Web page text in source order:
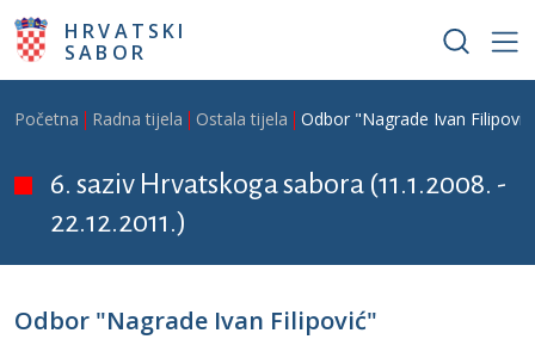
Skoči na glavni sadržaj
HRVATSKI
SABOR
Breadcrumb
Početna Radna tijela Ostala tijela Odbor "Nagrade Ivan
6. saziv Hrvatskoga sabora (11.1.2008. -
22.12.2011.)
Odbor "Nagrade Ivan Filipović"